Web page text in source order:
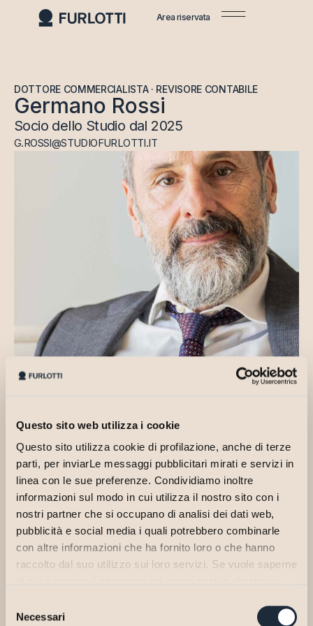
Questo sito web utilizza i cookie
Questo sito utilizza cookie di profilazione, anche di terze
parti, per inviarLe messaggi pubblicitari mirati e servizi in
linea con le sue preferenze. Condividiamo inoltre
informazioni sul modo in cui utilizza il nostro sito con i
nostri partner che si occupano di analisi dei dati web,
pubblicità e social media i quali potrebbero combinarle
con altre informazioni che ha fornito loro o che hanno
raccolto dal suo utilizzo sui loro servizi. Se vuole saperne
cliccando sul tasto "Accetta Tutti". Se non vuole i cookie
delNecessari
Area riservata
DOTTORE COMMERCIALISTA · REVISORE CONTABILE
Germano Rossi
Socio dello Studio dal 2025
G.ROSSI@STUDIOFURLOTTI.IT
Dottore Commercialista iscritto all’Albo di Parma dal 1991, è fiscalista
ed esperto in materia di bilancio.
Nel corso della sua pluriennale esperienza ha maturato specifiche
continuità e la fiducia reciproca come fondamento di ogni relazione
Assiste numerose aziende di riferimento del territorio e ricopre